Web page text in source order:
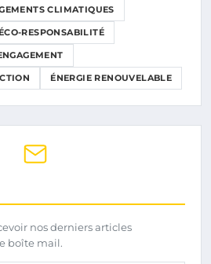
CLIMATIQUES
RESPONSABILITÉ
ÉNERGIE RENOUVELABLE
nos derniers articles
boîte mail.